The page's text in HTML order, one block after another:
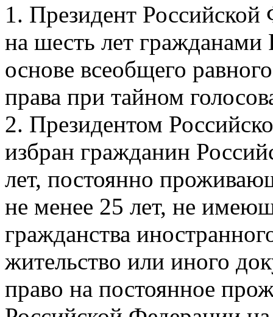
1. Президент Российской
на шесть лет
основе всеобщего
права при тайном
2. Президентом
избран гражданин
лет, постоянно
не менее 25 лет, не
гражданства
жительство или иного
право на постоянное